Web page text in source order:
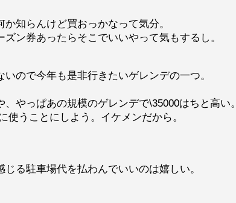
知らんけど買おっかなって気分。
ン券あったらそこでいいやって気もするし。
ので今年も是非行きたいゲレンデの一つ。
やっぱあの規模のゲレンデで\35000はちと高い。
うことにしよう。イケメンだから。
る駐車場代を払わんでいいのは嬉しい。